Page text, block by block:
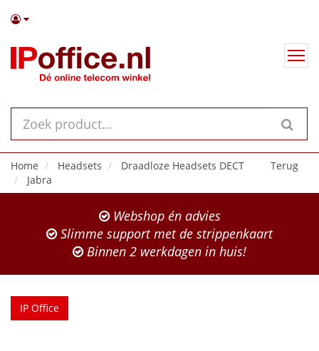
Terug
Home Headsets
Draadloze Headsets DECT
Jabra
Webshop én advies
Slimme support met de strippenkaart
Binnen 2 werkdagen in huis!
IP Office